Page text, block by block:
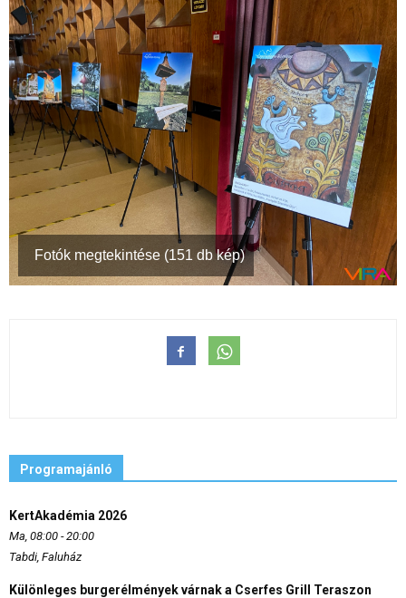
Fotók megtekintése (151 db kép)
Programajánló
KertAkadémia 2026
Ma, 08:00 - 20:00
Tabdi, Faluház
Különleges burgerélmények várnak a Cserfes Grill Teraszon